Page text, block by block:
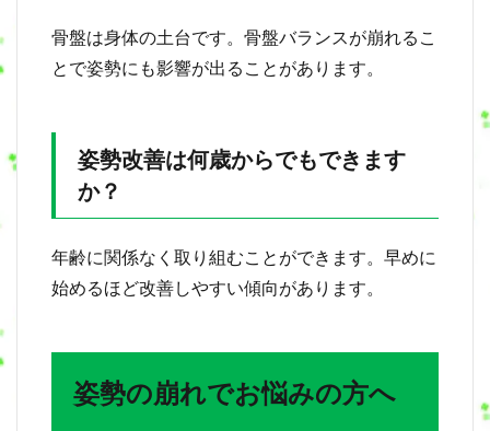
骨盤は身体の土台です。骨盤バランスが崩れるこ
とで姿勢にも影響が出ることがあります。
姿勢改善は何歳からでもできます
か？
年齢に関係なく取り組むことができます。早めに
始めるほど改善しやすい傾向があります。
姿勢の崩れでお悩みの方へ